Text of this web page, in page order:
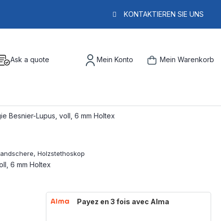
KONTAKTIEREN SIE UNS
Ask a quote Mein Konto Mein Warenkorb
Besnier-Lupus, voll, 6 mm Holtex
6 mm Holtex
Payez en 3 fois avec Alma